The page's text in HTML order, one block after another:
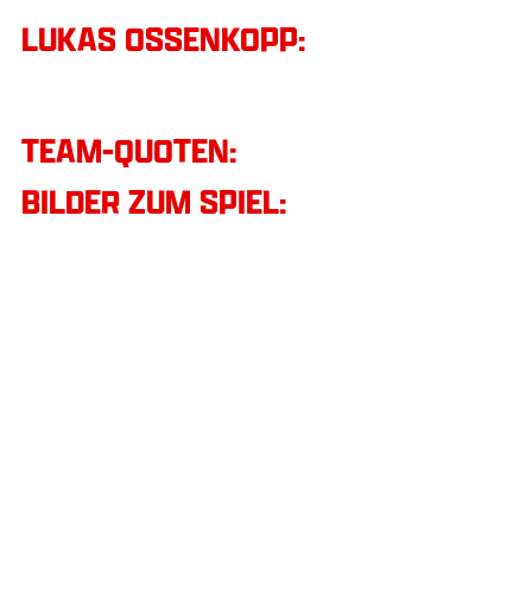
LUKAS OSSENKOPP:
TEAM-QUOTEN:
BILDER ZUM SPIEL: